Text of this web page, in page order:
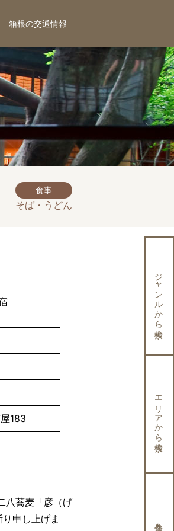
箱根の交通情報
食事
そば・うどん
183
八蕎麦「彦（げ
申し上げま
ジャンルから検索
エリアから検索